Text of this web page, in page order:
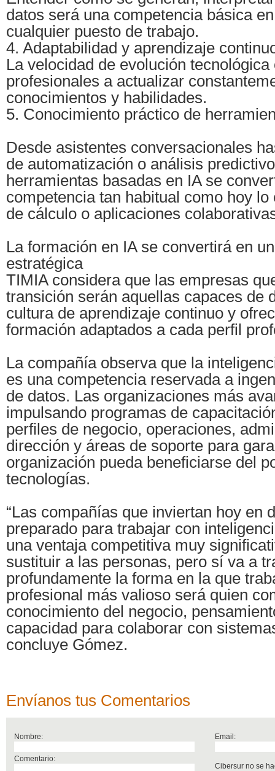
datos será una competencia básica
cualquier puesto de trabajo.
4. Adaptabilidad y aprendizaje
La velocidad de evolución
profesionales a actualizar
conocimientos y habilidades.
5. Conocimiento práctico de
Desde asistentes conversacionales
de automatización o análisis
herramientas basadas en IA se
competencia tan habitual como hoy lo
de cálculo o aplicaciones
La formación en IA se convertirá en
estratégica
TIMIA considera que las empresas
transición serán aquellas capaces de
cultura de aprendizaje continuo y
formación adaptados a cada perfil
La compañía observa que la
es una competencia reservada a
de datos. Las organizaciones más
impulsando programas de
perfiles de negocio, operaciones,
dirección y áreas de soporte para
organización pueda beneficiarse del
tecnologías.
“Las compañías que inviertan hoy en
preparado para trabajar con
una ventaja competitiva muy
sustituir a las personas, pero sí va a
profundamente la forma en la que
profesional más valioso será quien
conocimiento del negocio,
capacidad para colaborar con
concluye Gómez.
Envíanos tus Comentarios
Nombre: Email:
Comentario:
Cibersur no se